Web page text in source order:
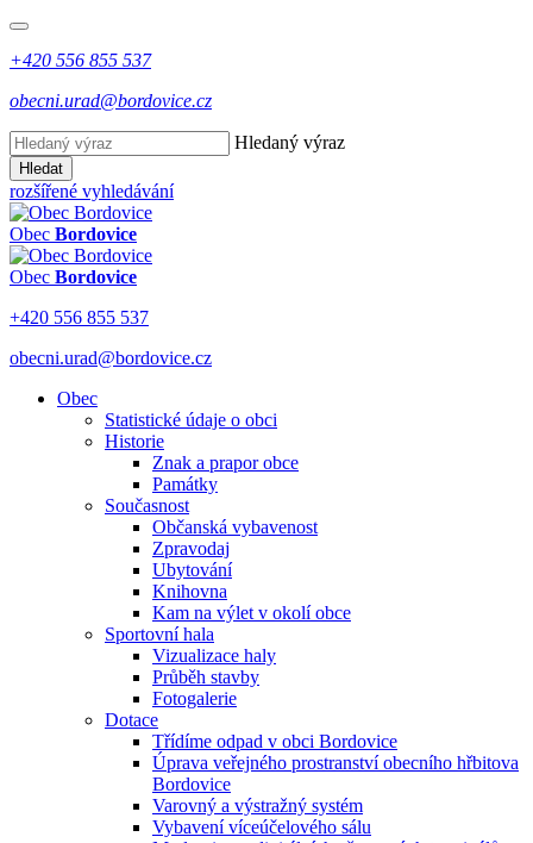
+420 556 855 537
obecni.urad@bordovice.cz
Hledaný výraz
Hledat
rozšířené vyhledávání
Obec Bordovice
Obec Bordovice
+420 556 855 537
obecni.urad@bordovice.cz
Obec
Statistické údaje o obci
Historie
Znak a prapor obce
Památky
Současnost
Občanská vybavenost
Zpravodaj
Ubytování
Knihovna
Kam na výlet v okolí obce
Sportovní hala
Vizualizace haly
Průběh stavby
Fotogalerie
Dotace
Třídíme odpad v obci Bordovice
Úprava veřejného prostranství obecního hřbitova
Bordovice
Varovný a výstražný systém
Vybavení víceúčelového sálu